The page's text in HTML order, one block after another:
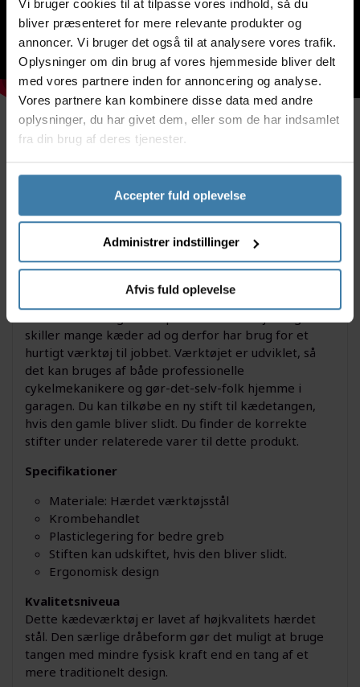
Vi bruger cookies til at tilpasse vores indhold, så du
bliver præsenteret for mere relevante produkter og
annoncer. Vi bruger det også til at analysere vores trafik.
Oplysninger om din brug af vores hjemmeside bliver delt
med vores partnere inden for annoncering og analyse.
Vores partnere kan kombinere disse data med andre
oplysninger, du har givet dem, eller som de har indsamlet
fra din brug af deres tjenester.
Accepter fuld oplevelse
Administrer indstillinger
Afvis fuld oplevelse
Beskrivelse
Fra Unior får du her en fiks kædetang, der hurtigt
bliver et uundværligt stykke værktøj for dig, der
skifter mange kæder. Med denne kædetang kan du
lynhurtigt adskille og samle kæder hurtigere end med
en traditionel kædeadskiller.
skiller mange kæder ad og derfor har brug for et
hurtigt værktøj til jobbet. Værktøjet er udviklet, så
det kan bruges af både professionelle
cykelmekanikere og gør-det-selv-folk hjemme i
garagen. Du kan tilkøbe en ny stift til kædetangen,
hvis den gamle bliver slidt. Du finder de korrekte
stifter under relaterede varer til dette produkt.
Specifikationer
Materiale: Hærdet værktøjsstål
Krombehandlet
Plasticlegering for bedre greb
Stiften kan udskiftet, hvis den bliver slidt.
Ergonomisk design
Kvalitetsniveua
Dette kædeværktøj er lavet af højkvalitets hærdet
stål. Den særlige dråbeform gør det muligt at bruge
tangen med mindre fysisk kraft end en tang af et
mere traditionelt design.